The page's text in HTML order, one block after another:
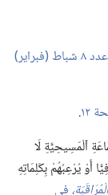
عدد ٨ شباط (‏فبراير)‏
‏.‏
ٱلْمَسِيحِيَّةِ لَا
يُرْعِبُهُمْ بِكَلِمَاتِهِ
فِي